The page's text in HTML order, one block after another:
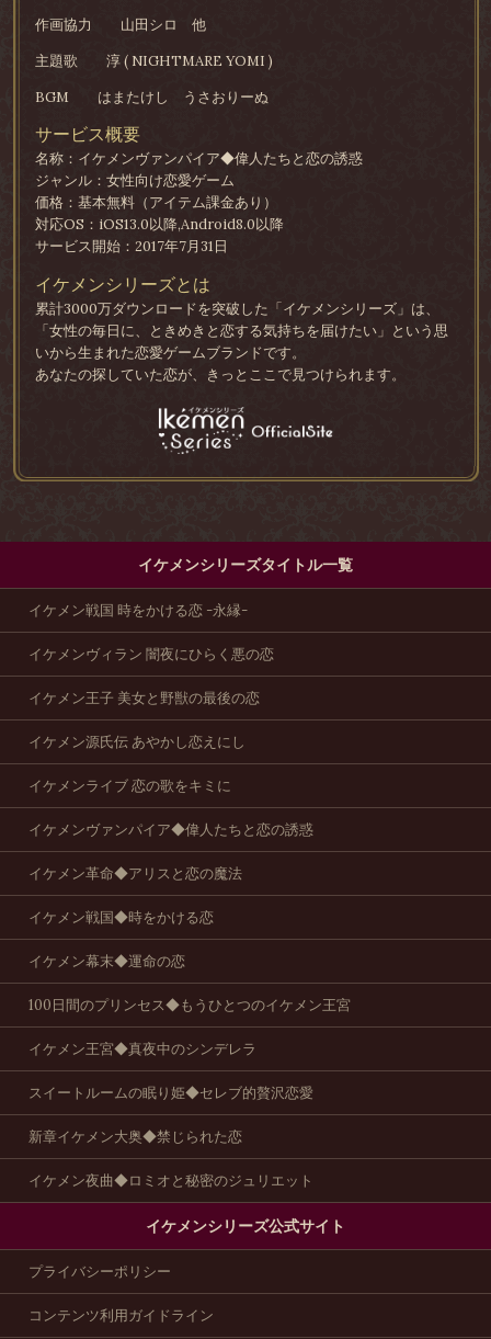
作画協力
山田シロ 他
主題歌
淳 ( NIGHTMARE YOMI )
BGM
はまたけし うさおりーぬ
サービス概要
名称：イケメンヴァンパイア◆偉人たちと恋の誘惑
ジャンル：女性向け恋愛ゲーム
価格：基本無料（アイテム課金あり）
対応OS：iOS13.0以降,Android8.0以降
サービス開始：2017年7月31日
イケメンシリーズとは
累計3000万ダウンロードを突破した「イケメンシリーズ」は、
「女性の毎日に、ときめきと恋する気持ちを届けたい」という思
いから生まれた恋愛ゲームブランドです。
あなたの探していた恋が、きっとここで見つけられます。
イケメンシリーズタイトル一覧
イケメン戦国 時をかける恋 -永縁-
イケメンヴィラン 闇夜にひらく悪の恋
イケメン王子 美女と野獣の最後の恋
イケメン源氏伝 あやかし恋えにし
イケメンライブ 恋の歌をキミに
イケメンヴァンパイア◆偉人たちと恋の誘惑
イケメン革命◆アリスと恋の魔法
イケメン戦国◆時をかける恋
イケメン幕末◆運命の恋
100日間のプリンセス◆もうひとつのイケメン王宮
イケメン王宮◆真夜中のシンデレラ
スイートルームの眠り姫◆セレブ的贅沢恋愛
新章イケメン大奥◆禁じられた恋
イケメン夜曲◆ロミオと秘密のジュリエット
イケメンシリーズ公式サイト
プライバシーポリシー
コンテンツ利用ガイドライン